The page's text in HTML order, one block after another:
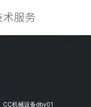
CC机械设备dby01